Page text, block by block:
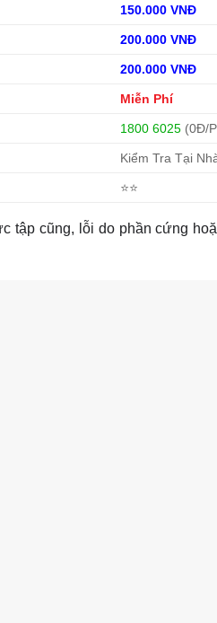
150.000 VNĐ
200.000 VNĐ
200.000 VNĐ
Miễn Phí
1800 6025 (0Đ/
Kiểm Tra Tại
⭐⭐
tập cũng, lỗi do phần cứng